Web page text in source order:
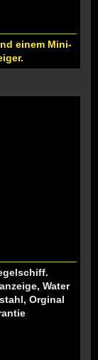
einem Mini-
Water
Orginal